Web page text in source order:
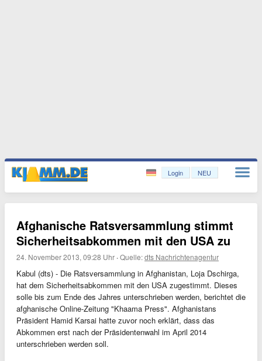
Login NEU
Afghanische Ratsversammlung stimmt
Sicherheitsabkommen mit den USA zu
24. November 2013, 09:28 Uhr ·Quelle:dts Nachrichtenagentur
Kabul (dts) - Die Ratsversammlung in Afghanistan, Loja Dschirga,
hat dem Sicherheitsabkommen mit den USA zugestimmt. Dieses
solle bis zum Ende des Jahres unterschrieben werden, berichtet die
afghanische Online-Zeitung "Khaama Press". Afghanistans
Präsident Hamid Karsai hatte zuvor noch erklärt, dass das
Abkommen erst nach der Präsidentenwahl im April 2014
unterschrieben werden soll.